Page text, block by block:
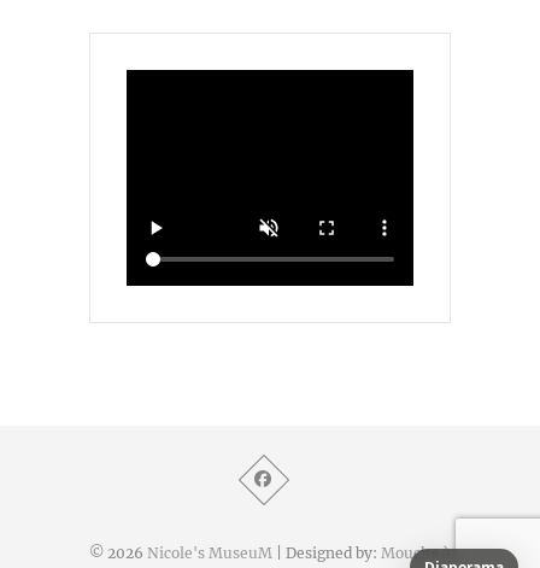
© 2026 Nicole's MuseuM | Designed by: Mouche à